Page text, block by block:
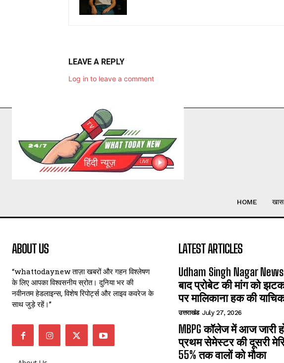
LEAVE A REPLY
Log in to leave a comment
HOME
ABOUT US
“whattodaynew ताज़ा खबरों और गहन विश्लेषण
के लिए आपका विश्वसनीय स्रोत। दुनिया भर की
नवीनतम हेडलाइन्स, विशेष रिपोर्ट्स और लाइव कवरेज के
साथ जुड़े रहें।”
LATEST ARTICLES
Udham Singh Nagar
बाद प्रोबेट की मांग को
पर मालिकाना हक की
उत्तराखंड July 27, 2026
MBPG कॉलेज में आज जारी
प्रथम सेमेस्टर की दूसरी
55% तक वालों को मौका